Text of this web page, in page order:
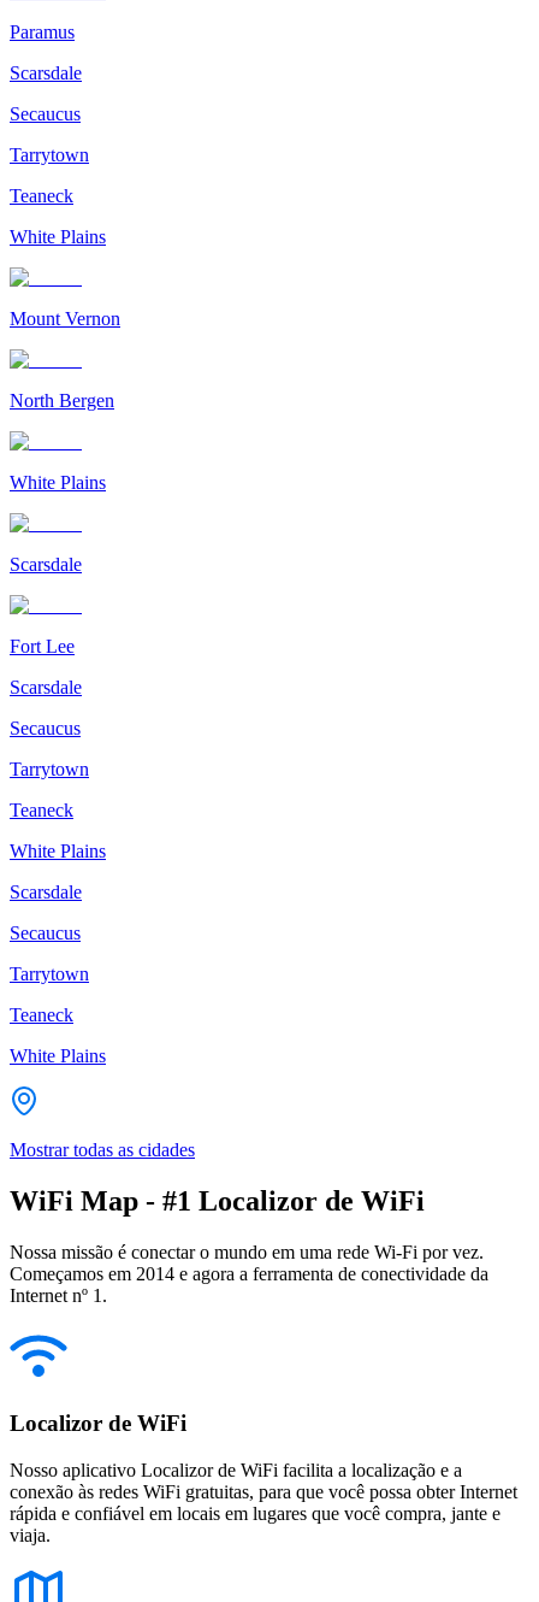
Paramus
Scarsdale
Secaucus
Tarrytown
Teaneck
White Plains
Mount Vernon
North Bergen
White Plains
Scarsdale
Fort Lee
Scarsdale
Secaucus
Tarrytown
Teaneck
White Plains
Scarsdale
Secaucus
Tarrytown
Teaneck
White Plains
Mostrar todas as cidades
WiFi Map - #1 Localizor de WiFi
Nossa missão é conectar o mundo em uma rede Wi-Fi por vez.
Começamos em 2014 e agora a ferramenta de conectividade da
Internet nº 1.
Localizor de WiFi
Nosso aplicativo Localizor de WiFi facilita a localização e a
conexão às redes WiFi gratuitas, para que você possa obter Internet
rápida e confiável em locais em lugares que você compra, jante e
viaja.